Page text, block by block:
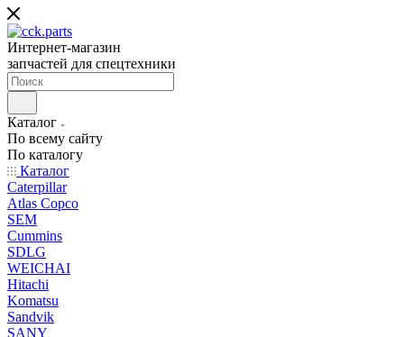
Интернет-магазин
запчастей для спецтехники
Каталог
По всему сайту
По каталогу
Каталог
Caterpillar
Atlas Copco
SEM
Cummins
SDLG
WEICHAI
Hitachi
Komatsu
Sandvik
SANY